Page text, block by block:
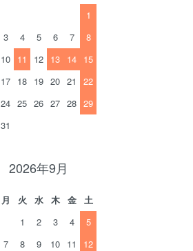
1
3 4 5 6 7
8
10 11 12 13 14 15
17 18 19 20 21
22
24 25 26 27 28 29
31
2026年9月
月 火 水 木 金
土
1
2 3 4
5
7 8 9 10 11
12